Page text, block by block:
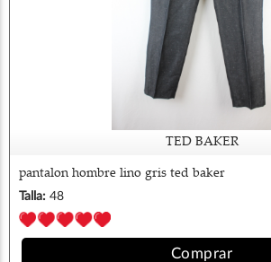
TED BAKER
pantalon hombre lino gris ted baker
Talla: 48
Comprar